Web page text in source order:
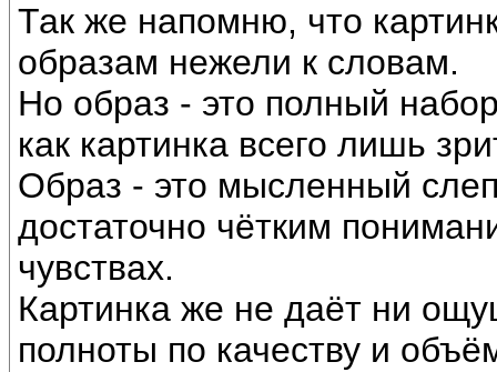
Так же напомню, что
образам нежели к словам.
Но образ - это полный
как картинка всего лишь
Образ - это мысленный
достаточно чётким
чувствах.
Картинка же не даёт ни
полноты по качеству и